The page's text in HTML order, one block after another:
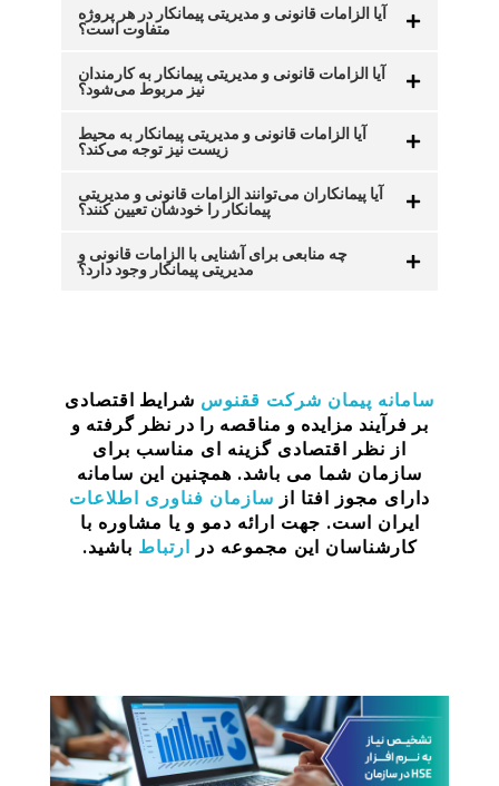
آیا الزامات قانونی و مدیریتی پیمانکار در هر پروژه
متفاوت است؟
آیا الزامات قانونی و مدیریتی پیمانکار به کارمندان
نیز مربوط می‌شود؟
آیا الزامات قانونی و مدیریتی پیمانکار به محیط
زیست نیز توجه می‌کند؟
آیا پیمانکاران می‌توانند الزامات قانونی و مدیریتی
پیمانکار را خودشان تعیین کنند؟
چه منابعی برای آشنایی با الزامات قانونی و
مدیریتی پیمانکار وجود دارد؟
سامانه پیمان شرکت ققنوس شرایط اقتصادی
بر فرآیند مزایده و مناقصه را در نظر گرفته و
از نظر اقتصادی گزینه ای مناسب برای
سازمان شما می باشد. همچنین این سامانه
دارای مجوز افتا از سازمان فناوری اطلاعات
ایران است. جهت ارائه دمو و یا مشاوره با
کارشناسان این مجموعه در ارتباط باشید.